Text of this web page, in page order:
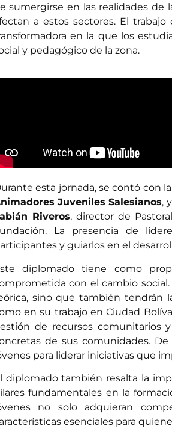
sumergirse en las realidades
a estos sectores. El
en la que los
y pedagógico de la zona.
esta jornada, se contó con
Juveniles Salesianos,
Riveros, director de
La presencia de
y guiarlos en el
diplomado tiene como
con el cambio
sino que también tendrán
en su trabajo en Ciudad
de recursos comunitarios
de sus comunidades.
para liderar iniciativas que
diplomado también resalta la
fundamentales en la
no solo adquieran
esenciales para